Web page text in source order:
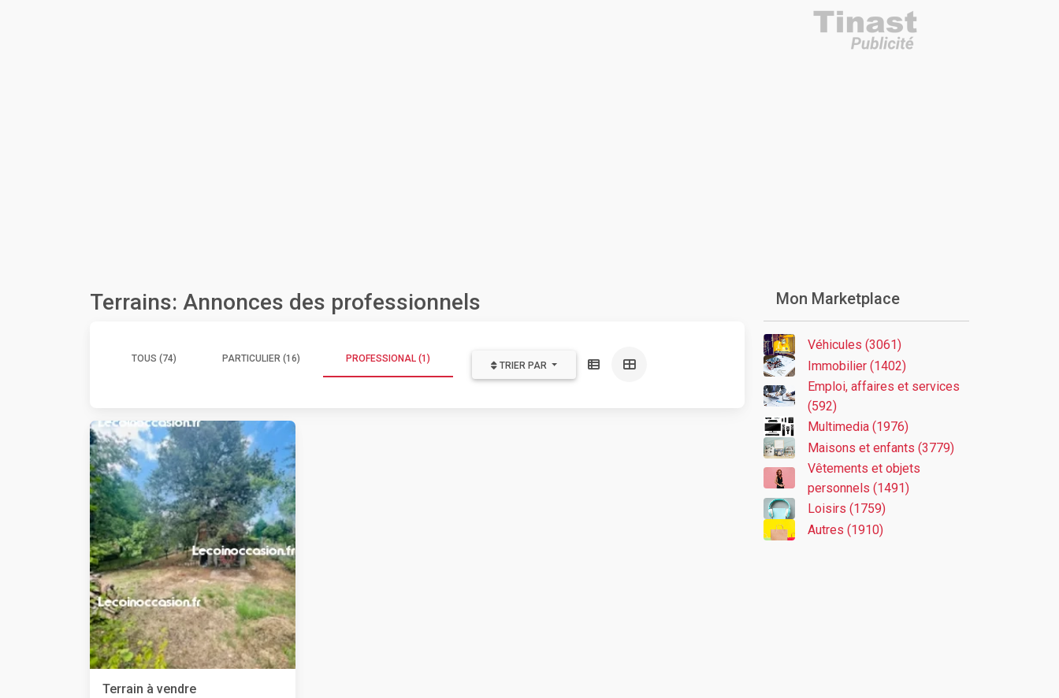
Terrains: Annonces des professionnels
TOUS (74) PARTICULIER (16) PROFESSIONAL (1)
TRIER PAR
Terrain à vendre
Mon Marketplace
Véhicules (3061)
Immobilier (1402)
Emploi, affaires et services
(592)
Multimedia (1976)
Maisons et enfants (3779)
Vêtements et objets
personnels (1491)
Loisirs (1759)
Autres (1910)